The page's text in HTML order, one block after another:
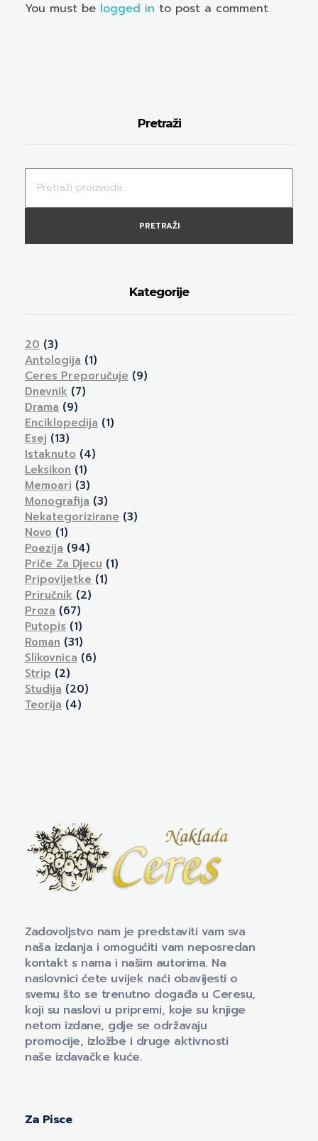
You must be logged in to post a comment
Pretraži
PRETRAŽI
Kategorije
20 (3)
Antologija (1)
Ceres Preporučuje (9)
Dnevnik (7)
Drama (9)
Enciklopedija (1)
Esej (13)
Istaknuto (4)
Leksikon (1)
Memoari (3)
Monografija (3)
Nekategorizirane (3)
Novo (1)
Poezija (94)
Priče Za Djecu (1)
Pripovijetke (1)
Priručnik (2)
Proza (67)
Putopis (1)
Roman (31)
Slikovnica (6)
Strip (2)
Studija (20)
Teorija (4)
Zadovoljstvo nam je predstaviti vam sva
naša izdanja i omogućiti vam neposredan
kontakt s nama i našim autorima. Na
naslovnici ćete uvijek naći obavijesti o
svemu što se trenutno događa u Ceresu,
koji su naslovi u pripremi, koje su knjige
netom izdane, gdje se održavaju
promocije, izložbe i druge aktivnosti
naše izdavačke kuće.
Za Pisce